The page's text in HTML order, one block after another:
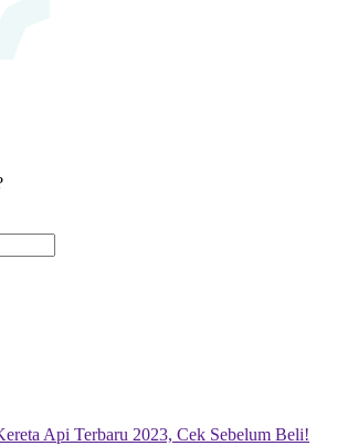
Api Terbaru 2023, Cek Sebelum Beli!